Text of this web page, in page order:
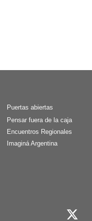
Puertas abiertas
Pensar fuera de la caja
Encuentros Regionales
Imaginá Argentina